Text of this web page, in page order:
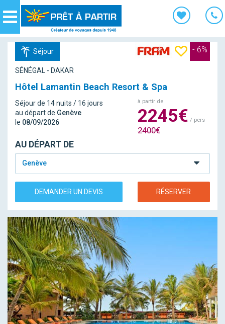
Navigation
Séjour - 6%
SÉNÉGAL - DAKAR
Hôtel Lamantin Beach Resort & Spa
Séjour de 14 nuits / 16 jours
au départ de Genève
le 08/09/2026
à partir de
2245€ / pers
2400€
AU DÉPART DE
Genève
DEMANDER UN DEVIS RÉSERVER
Panneau de gestion des cookies